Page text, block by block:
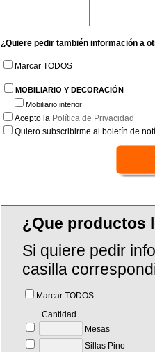
¿Quiere pedir también información a
Marcar TODOS
MOBILIARIO Y DECORACIÓN
Mobiliario interior
Acepto la Política de Privacidad
Quiero subscribirme al boletín de
¿Que productos
Si quiere pedir
casilla
Marcar TODOS
Cantidad
Mesas
Sillas Pino